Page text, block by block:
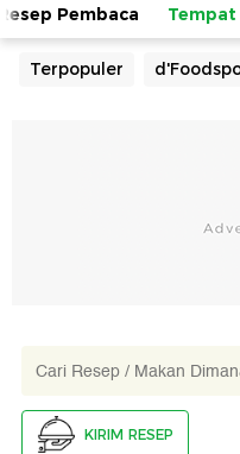
Pembaca Tempat
Terpopuler
KIRIM RESEP